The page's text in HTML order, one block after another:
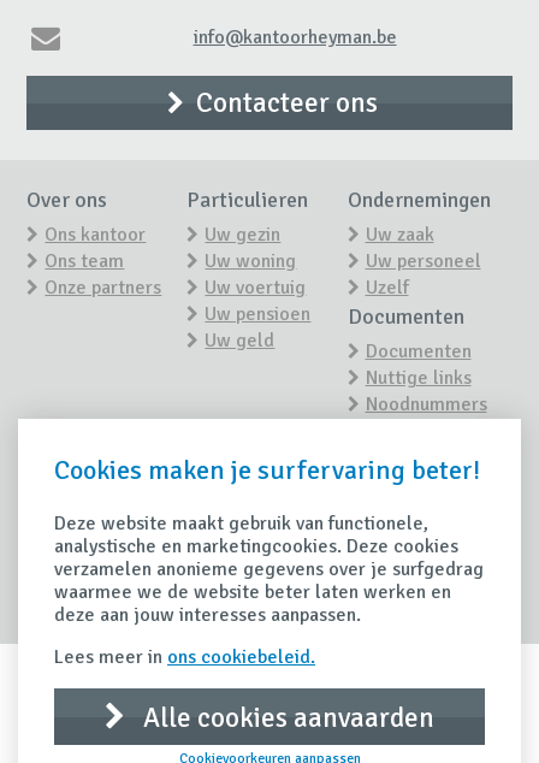
info@kantoorheyman.be
Contacteer ons
Over ons
Ons kantoor
Ons team
Onze partners
Particulieren
Uw gezin
Uw woning
Uw voertuig
Uw pensioen
Uw geld
Ondernemingen
Uw zaak
Uw personeel
Uzelf
Documenten
Documenten
Nuttige links
Noodnummers
Tips
Handige tips
Contacteer ons
afspraak
Schade
Schade
aangeven
IDD Richtlijn Privacy clausule
Disclaimer
Cookies maken je surfervaring beter!
Deze website maakt gebruik van functionele,
analystische en marketingcookies. Deze cookies
verzamelen anonieme gegevens over je surfgedrag
waarmee we de website beter laten werken en
deze aan jouw interesses aanpassen.
Lees meer in ons cookiebeleid.
Alle cookies aanvaarden
Cookievoorkeuren aanpassen